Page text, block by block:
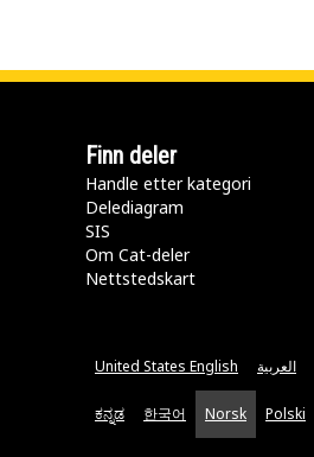
Finn deler
Handle etter kategori
Delediagram
SIS
Om Cat-deler
Nettstedskart
United States English العربية
ಕನ್ನಡ 한국어 Norsk Polski